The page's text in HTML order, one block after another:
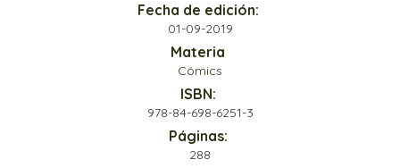
Fecha de edición:
01-09-2019
Materia
Cómics
ISBN:
978-84-698-6251-3
Páginas:
288